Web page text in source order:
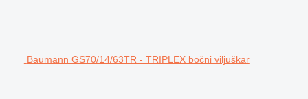
Baumann GS70/14/63TR - TRIPLEX bočni viljuškar